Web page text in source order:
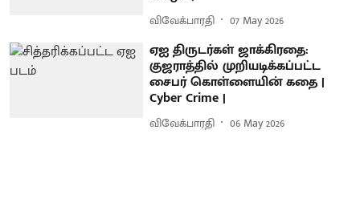
விவேக்பாரதி 07 May 2026
ஏஐ திருடர்கள் ஜாக்கிரதை:
குஜராத்தில் முறியடிக்கப்பட்ட
சைபர் கொள்ளையின் கதை |
Cyber Crime |
விவேக்பாரதி 06 May 2026